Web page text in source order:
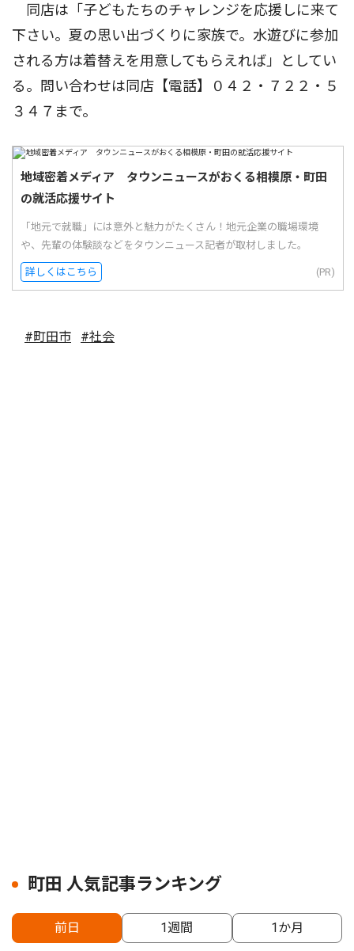
同店は「子どもたちのチャレンジを応援しに来て
下さい。夏の思い出づくりに家族で。水遊びに参加
される方は着替えを用意してもらえれば」としてい
る。問い合わせは同店【電話】０４２・７２２・５
３４７まで。
地域密着メディア タウンニュースがおくる相模原・町田
の就活応援サイト
「地元で就職」には意外と魅力がたくさん！地元企業の職場環境
や、先輩の体験談などをタウンニュース記者が取材しました。
詳しくはこちら (PR)
#町田市 #社会
町田 人気記事ランキング
前日 1週間 1か月